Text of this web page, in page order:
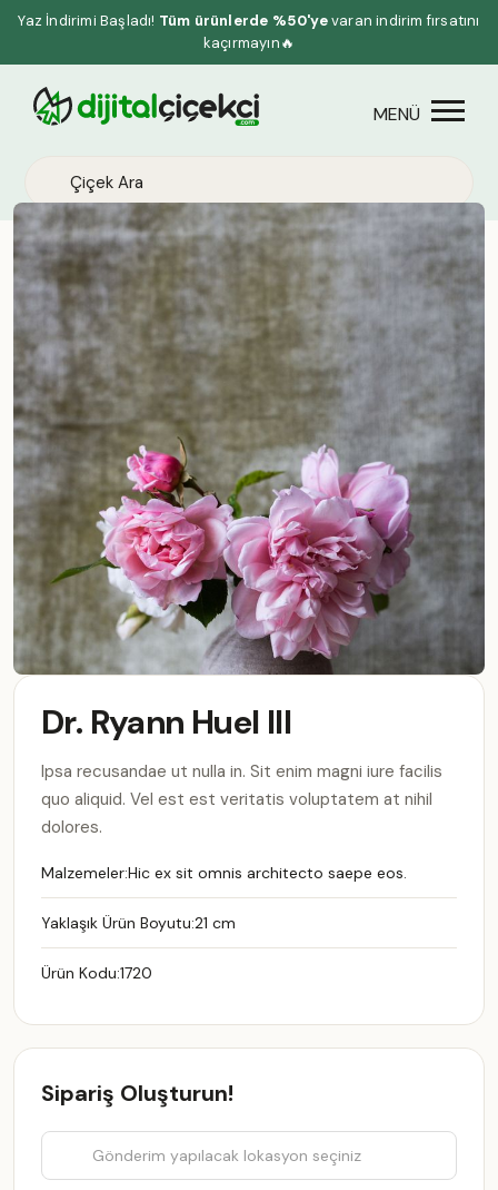
Yaz İndirimi Başladı! Tüm ürünlerde %50'yevaran indirim fırsatını
kaçırmayın🔥
Dr. Ryann Huel III
Ipsa recusandae ut nulla in. Sit enim magni iure facilis
quo aliquid. Vel est est veritatis voluptatem at nihil
dolores.
Malzemeler:Hic ex sit omnis architecto saepe eos.
Yaklaşık Ürün Boyutu:21 cm
Ürün Kodu:1720
Sipariş Oluşturun!